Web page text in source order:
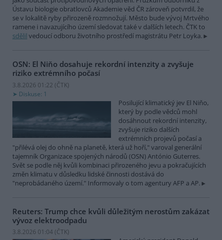
Ústavu biologie obratlovců Akademie věd ČR zároveň potvrdil, že
se v lokalitě ryby přirozeně rozmnožují. Město bude vývoj Mrtvého
ramene i navazujícího území sledovat také v dalších letech. ČTK to
sdělil vedoucí odboru životního prostředí magistrátu Petr Loyka.
OSN: El Niňo dosahuje rekordní intenzity a zvyšuje
riziko extrémního počasí
3.8.2026 01:22 (ČTK)
Diskuse: 1
Posilující klimatický jev El Niňo,
který by podle vědců mohl
dosáhnout rekordní intenzity,
zvyšuje riziko dalších
extrémních projevů počasí a
"přilévá olej do ohně na planetě, která už hoří," varoval generální
tajemník Organizace spojených národů (OSN) António Guterres.
Svět se podle něj kvůli kombinaci přirozeného jevu a pokračujících
změn klimatu v důsledku lidské činnosti dostává do
"neprobádaného území." Informovaly o tom agentury AFP a AP.
Reuters: Trump chce kvůli důležitým nerostům zakázat
vývoz elektroodpadu
3.8.2026 01:04 (ČTK)